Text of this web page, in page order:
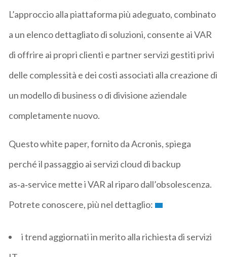
L’approccio alla piattaforma più adeguato, combinato
a un elenco dettagliato di soluzioni, consente ai VAR
di offrire ai propri clienti e partner servizi gestiti privi
delle complessità e dei costi associati alla creazione di
un modello di business o di divisione aziendale
completamente nuovo.
Questo white paper, fornito da Acronis, spiega
perché il passaggio ai servizi cloud di backup
as‑a‑service mette i VAR al riparo dall’obsolescenza.
Potrete conoscere, più nel dettaglio:
i trend aggiornati in merito alla richiesta di servizi